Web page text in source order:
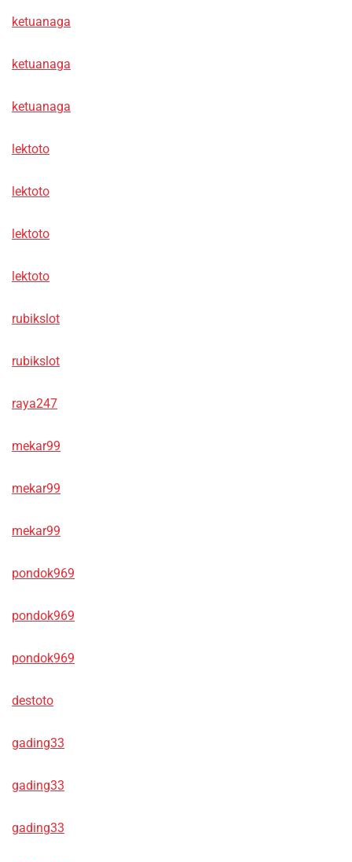
ketuanaga
ketuanaga
ketuanaga
lektoto
lektoto
lektoto
lektoto
rubikslot
rubikslot
raya247
mekar99
mekar99
mekar99
pondok969
pondok969
pondok969
destoto
gading33
gading33
gading33